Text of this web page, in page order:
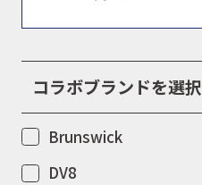
取扱ブランド
商品カタログ
コラボブランドを選択
Brunswick
DV8